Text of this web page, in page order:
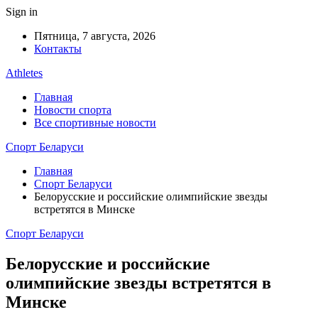
Sign in
Пятница, 7 августа, 2026
Контакты
Athletes
Главная
Новости спорта
Все спортивные новости
Спорт Беларуси
Главная
Спорт Беларуси
Белорусские и российские олимпийские звезды
встретятся в Минске
Спорт Беларуси
Белорусские и российские
олимпийские звезды встретятся в
Минске